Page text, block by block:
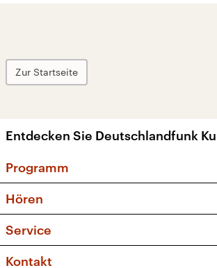
Zur Startseite
Entdecken Sie Deutschlandfunk
Programm
Sendungen und Podcasts
Musikliste
Kakadu – Das Kinderprogramm
Hören
Frequenzen (UKW + DAB+)
Service
FAQ
Kontakt